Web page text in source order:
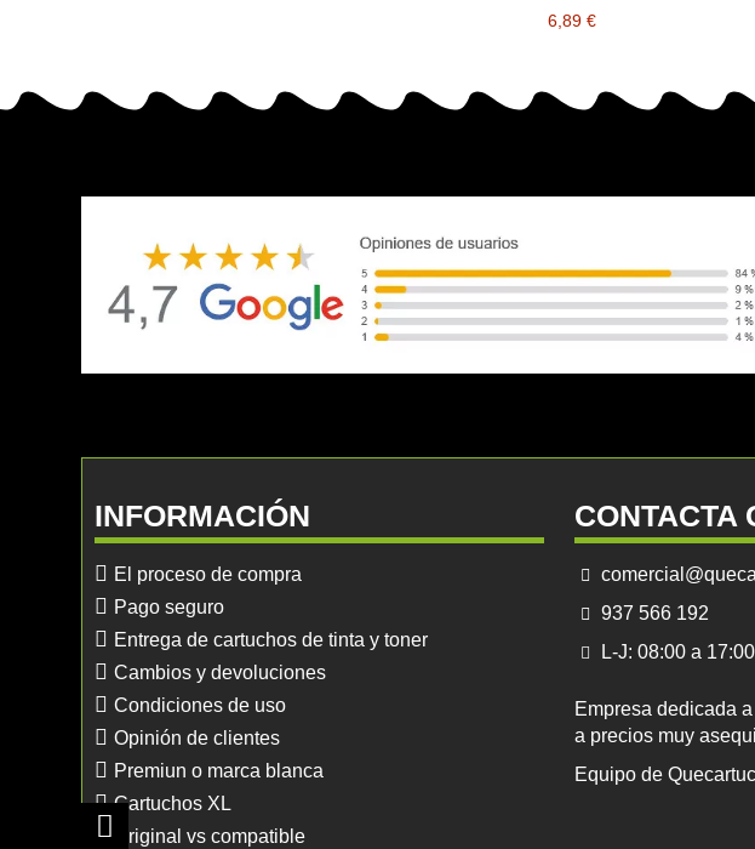
6,89 €
INFORMACIÓN
El proceso de compra
Pago seguro
Entrega de cartuchos de tinta y toner
Cambios y devoluciones
Condiciones de uso
Opinión de clientes
Premiun o marca blanca
Cartuchos XL
Original vs compatible
CONTACTA
937 566 192
L-J: 08:00 a
Empresa dedicada
a precios muy
Equipo de